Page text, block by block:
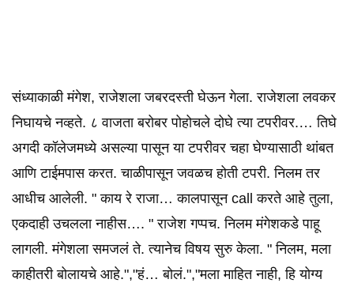
संध्याकाळी मंगेश, राजेशला जबरदस्ती घेऊन गेला. राजेशला लवकर
निघायचे नव्हते. ८ वाजता बरोबर पोहोचले दोघे त्या टपरीवर.… तिघे
अगदी कॉलेजमध्ये असल्या पासून या टपरीवर चहा घेण्यासाठी थांबत
आणि टाईमपास करत. चाळीपासून जवळच होती टपरी. निलम तर
आधीच आलेली. " काय रे राजा… कालपासून call करते आहे तुला,
एकदाही उचलला नाहीस…. " राजेश गप्पच. निलम मंगेशकडे पाहू
लागली. मंगेशला समजलं ते. त्यानेच विषय सुरु केला. " निलम, मला
काहीतरी बोलायचे आहे.","हं… बोलं.","मला माहित नाही, हि योग्य